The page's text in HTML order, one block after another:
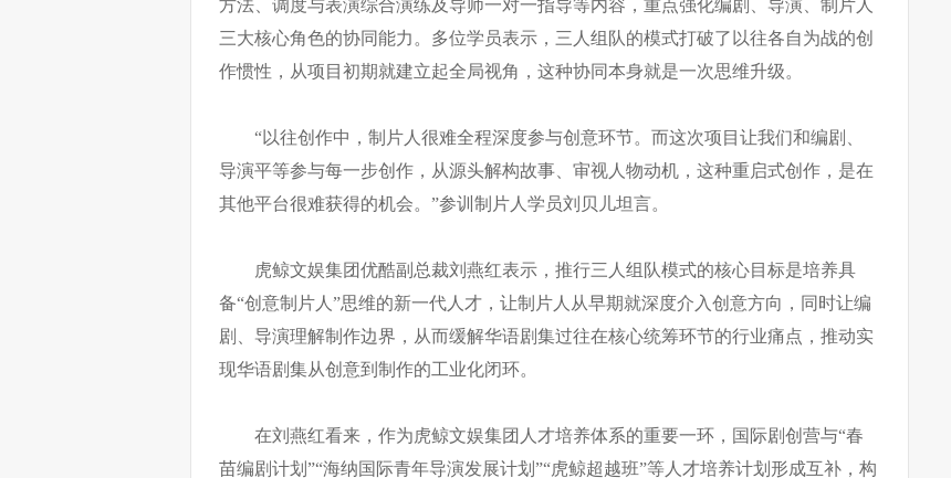
方法、调度与表演综合演练及导师一对一指导等内容，重点强化编剧、导演、制片人
三大核心角色的协同能力。多位学员表示，三人组队的模式打破了以往各自为战的创
作惯性，从项目初期就建立起全局视角，这种协同本身就是一次思维升级。
“以往创作中，制片人很难全程深度参与创意环节。而这次项目让我们和编剧、
导演平等参与每一步创作，从源头解构故事、审视人物动机，这种重启式创作，是在
其他平台很难获得的机会。”参训制片人学员刘贝儿坦言。
虎鲸文娱集团优酷副总裁刘燕红表示，推行三人组队模式的核心目标是培养具
备“创意制片人”思维的新一代人才，让制片人从早期就深度介入创意方向，同时让编
剧、导演理解制作边界，从而缓解华语剧集过往在核心统筹环节的行业痛点，推动实
现华语剧集从创意到制作的工业化闭环。
在刘燕红看来，作为虎鲸文娱集团人才培养体系的重要一环，国际剧创营与“春
苗编剧计划”“海纳国际青年导演发展计划”“虎鲸超越班”等人才培养计划形成互补，构